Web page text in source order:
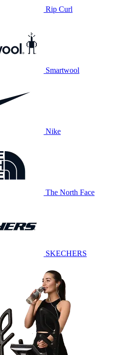
Rip Curl
Smartwool
Nike
The North Face
SKECHERS